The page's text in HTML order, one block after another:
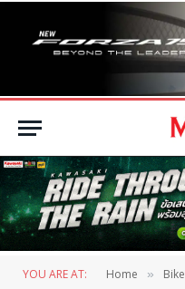
YOU ARE AT: Home »